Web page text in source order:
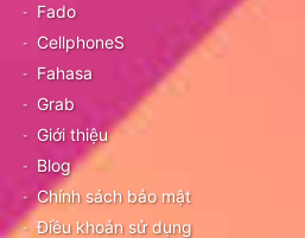
Fado
CellphoneS
Fahasa
Grab
Giới thiệu
Blog
Chính sách bảo mật
Điều khoản sử dụng